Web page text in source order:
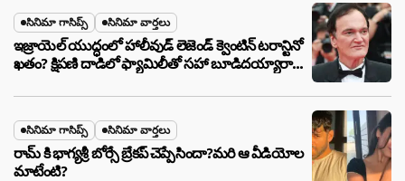
సినిమా గాసిప్స్ సినిమా వార్తలు
ఇజ్రాయెల్ యుద్ధంలో హాలీవుడ్ లెజెండ్ క్వెంటిన్ టరాన్టినో
ఖతం? క్షిపణి దాడిలో ఫ్యామిలీతో సహా బూడిదయ్యారా?
సినిమా గాసిప్స్ సినిమా వార్తలు
రామ్ కి భాగ్యశ్రీ బోర్సే బ్రేకప్ చెప్పేసిందా?మరి ఆ వీడియోల
మాటేంటి?